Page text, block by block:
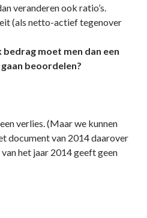
veranderen ook ratio’s.
(als netto-actief tegenover
moet men dan een
beoordelen?
verlies. (Maar we kunnen
document van 2014 daarover
het jaar 2014 geeft geen